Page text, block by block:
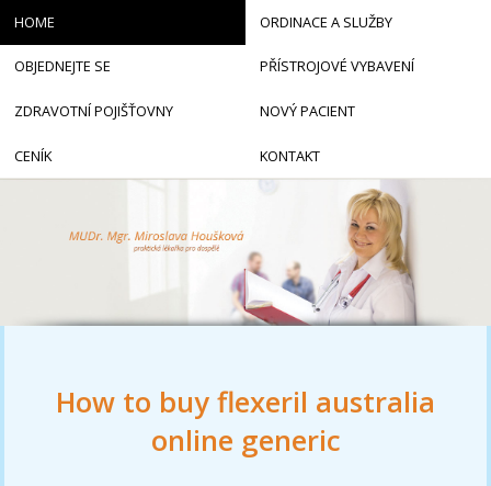
How to buy flexeril australia
online generic
HOME ORDINACE A SLUŽBY
OBJEDNEJTE SE PŘÍSTROJOVÉ VYBAVENÍ
ZDRAVOTNÍ POJIŠŤOVNY NOVÝ PACIENT
CENÍK KONTAKT